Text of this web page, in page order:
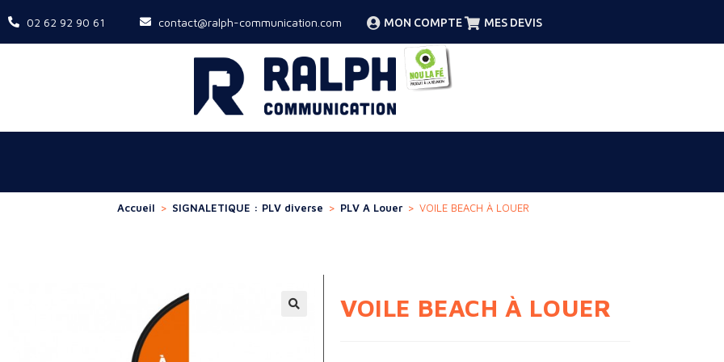
02 62 92 90 61 contact@ralph-communication.com MON COMPTE MES DEVIS
Accueil > SIGNALETIQUE : PLV diverse > PLV A Louer > VOILE BEACH À LOUER
VOILE BEACH À LOUER